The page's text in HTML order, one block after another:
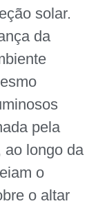
solar.
da
pela
ao longo da
o
o altar